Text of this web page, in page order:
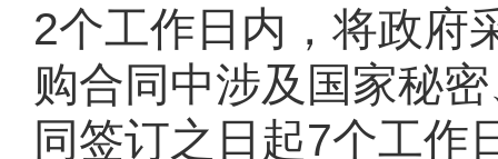
2个工作日内，将政府
购合同中涉及国家秘
同签订之日起7个工作